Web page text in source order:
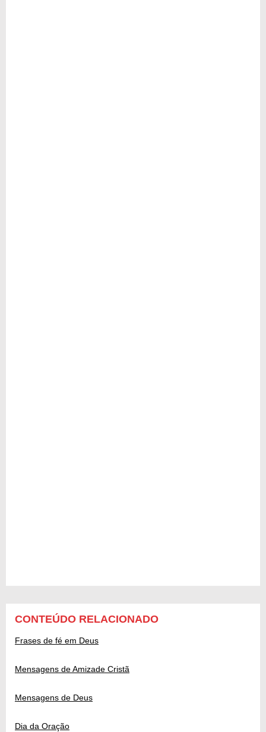
CONTEÚDO RELACIONADO
Frases de fé em Deus
Mensagens de Amizade Cristã
Mensagens de Deus
Dia da Oração